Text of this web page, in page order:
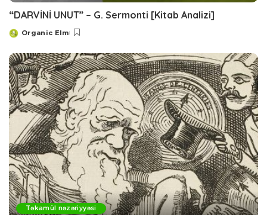
“DARVİNİ UNUT” – G. Sermonti [Kitab Analizi]
Posted
Organic Elm
Təkamül nəzəriyyəsi